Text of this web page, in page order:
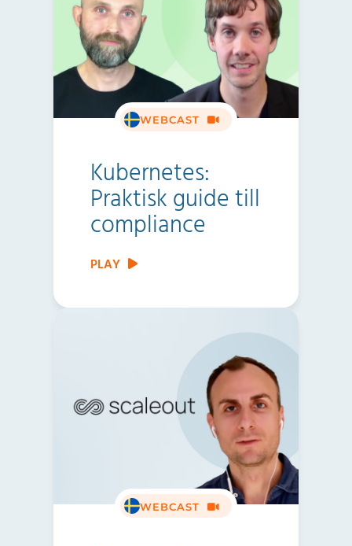
WEBCAST
Kubernetes:
Praktisk guide till
compliance
PLAY
WEBCAST